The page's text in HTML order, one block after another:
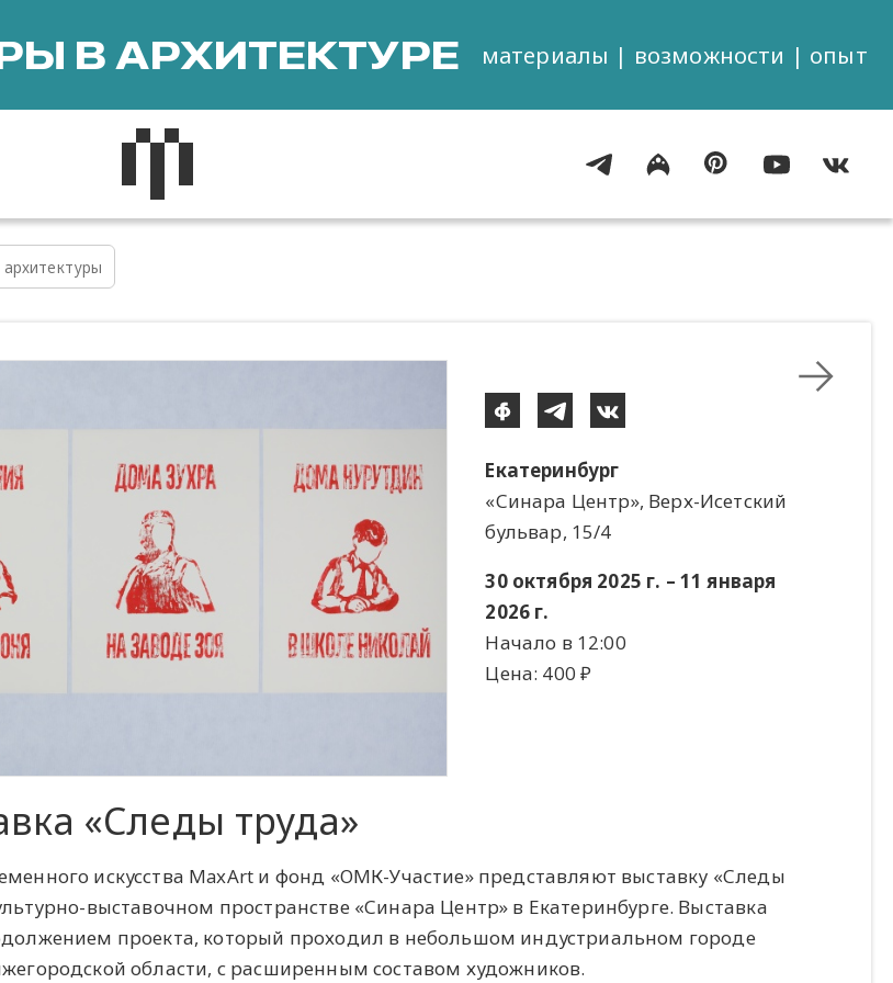
В АРХИТЕКТУРЕ материалы | возможности | опыт
Екатеринбург
«Синара Центр», Верх-Исетский
бульвар, 15/4
30 октября 2025 г. – 11 января
2026 г.
Начало в 12:00
Цена: 400 ​₽​
«Следы труда»
искусства MaxArt и фонд «ОМК-Участие» представляют выставку «Следы
выставочном пространстве «Синара Центр» в Екатеринбурге. Выставка
проекта, который проходил в небольшом индустриальном городе
области, с расширенным составом художников.